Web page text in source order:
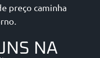
preço caminha
NA